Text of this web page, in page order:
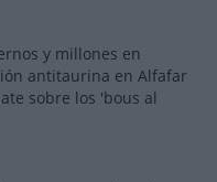
y millones en
antitaurina en Alfafar
sobre los 'bous al